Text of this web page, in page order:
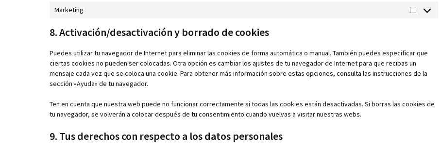
Marketing
Marketing
8. Activación/desactivación y borrado de cookies
Puedes utilizar tu navegador de Internet para eliminar las cookies de forma automática o manual. También puedes especificar que
ciertas cookies no pueden ser colocadas. Otra opción es cambiar los ajustes de tu navegador de Internet para que recibas un
mensaje cada vez que se coloca una cookie. Para obtener más información sobre estas opciones, consulta las instrucciones de la
sección «Ayuda» de tu navegador.
Ten en cuenta que nuestra web puede no funcionar correctamente si todas las cookies están desactivadas. Si borras las cookies de
tu navegador, se volverán a colocar después de tu consentimiento cuando vuelvas a visitar nuestras webs.
9. Tus derechos con respecto a los datos personales